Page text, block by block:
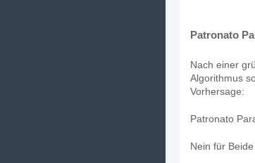
Patronato
Nach einer
Algorithmus
Vorhersage:
Patronato
Nein für